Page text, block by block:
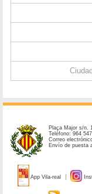
Plaça Major s/n.
Teléfono: 964
Correo
Envío de puesta
App Vila-real